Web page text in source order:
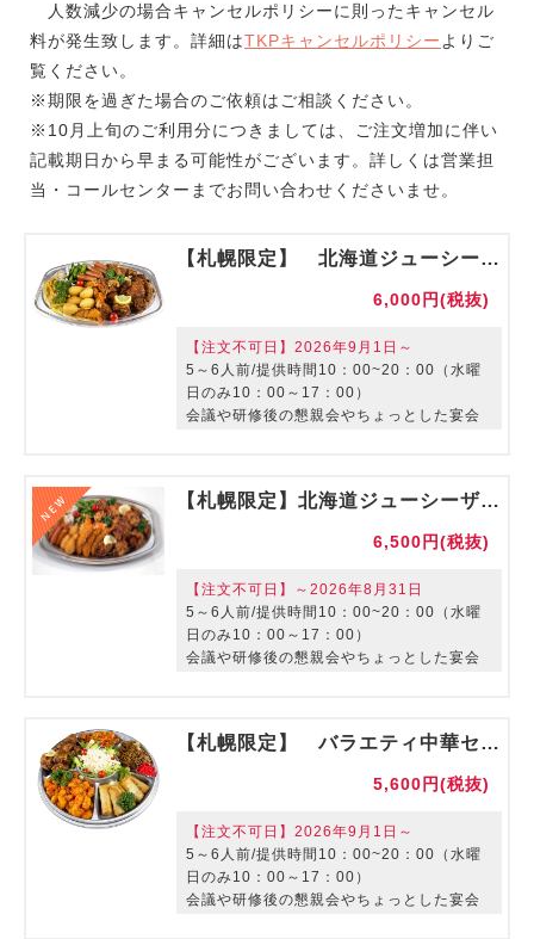
人数減少の場合キャンセルポリシーに則ったキャンセル
料が発生致します。詳細はTKPキャンセルポリシーよりご
覧ください。
※期限を過ぎた場合のご依頼はご相談ください。
※10月上旬のご利用分につきましては、ご注文増加に伴い
記載期日から早まる可能性がございます。詳しくは営業担
当・コールセンターまでお問い合わせくださいませ。
【札幌限定】 北海道ジューシーザンギセット【ご利用期間：～8/31】
6,000円(税抜)
【注文不可日】2026年9月1日～
5～6人前/提供時間10：00~20：00（水曜
日のみ10：00～17：00）
会議や研修後の懇親会やちょっとした宴会
【札幌限定】北海道ジューシーザンギセット【ご利用期間：9/1~】
6,500円(税抜)
【注文不可日】～2026年8月31日
5～6人前/提供時間10：00~20：00（水曜
日のみ10：00～17：00）
会議や研修後の懇親会やちょっとした宴会
【札幌限定】 バラエティ中華セット【ご利用期間：～8/31】
5,600円(税抜)
【注文不可日】2026年9月1日～
5～6人前/提供時間10：00~20：00（水曜
日のみ10：00～17：00）
会議や研修後の懇親会やちょっとした宴会